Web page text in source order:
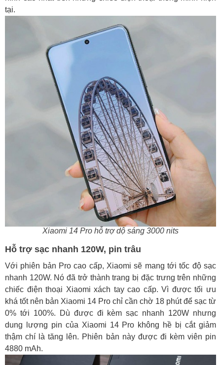
tại.
Xiaomi 14 Pro hỗ trợ dộ sáng 3000 nits
Hỗ trợ sạc nhanh 120W, pin trâu
Với phiên bản Pro cao cấp, Xiaomi sẽ mang tới tốc độ sạc
nhanh 120W. Nó đã trở thành trang bị đặc trưng trên những
chiếc điện thoại Xiaomi xách tay cao cấp. Vì được tối ưu
khá tốt nên bản Xiaomi 14 Pro chỉ cần chờ 18 phút để sạc từ
0% tới 100%. Dù được đi kèm sạc nhanh 120W nhưng
dung lượng pin của Xiaomi 14 Pro không hề bị cắt giảm
thậm chí là tăng lên. Phiên bản này được đi kèm viên pin
4880 mAh.